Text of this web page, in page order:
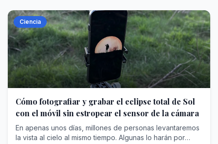
Ciencia
Cómo fotografiar y grabar el eclipse total de Sol
con el móvil sin estropear el sensor de la cámara
En apenas unos días, millones de personas levantaremos
la vista al cielo al mismo tiempo. Algunas lo harán por